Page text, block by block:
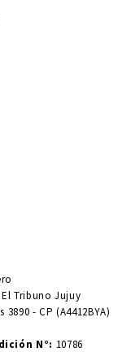
Tribuno Jujuy
- CP (A4412BYA)
N°: 10786